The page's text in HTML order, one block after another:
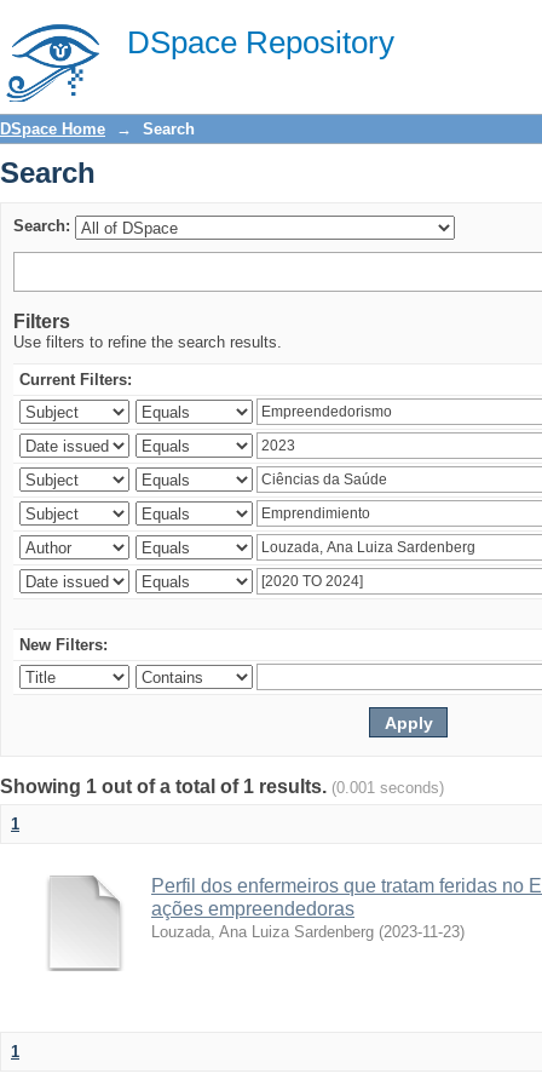
DSpace Repository
Search
DSpace Home → Search
Search
Search:
Filters
Use filters to refine the search results.
Current Filters:
New Filters:
Showing 1 out of a total of 1 results. (0.001 seconds)
1
Perfil dos enfermeiros que tratam feridas no
ações empreendedoras
Louzada, Ana Luiza Sardenberg (2023-11-23)
1